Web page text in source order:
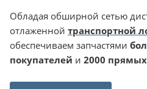
Обладая обширной сетью
отлаженной транспортной
обеспечиваем запчастями
покупателей и 2000